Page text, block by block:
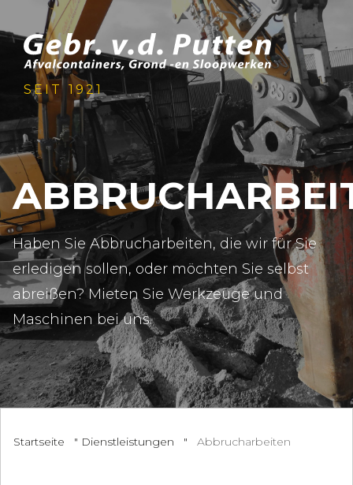
SEIT 1921
Haben Sie Abbrucharbeiten, die wir für Sie
erledigen sollen, oder möchten Sie selbst
abreißen? Mieten Sie Werkzeuge und
Maschinen bei uns.
Startseite " Dienstleistungen " Abbrucharbeiten